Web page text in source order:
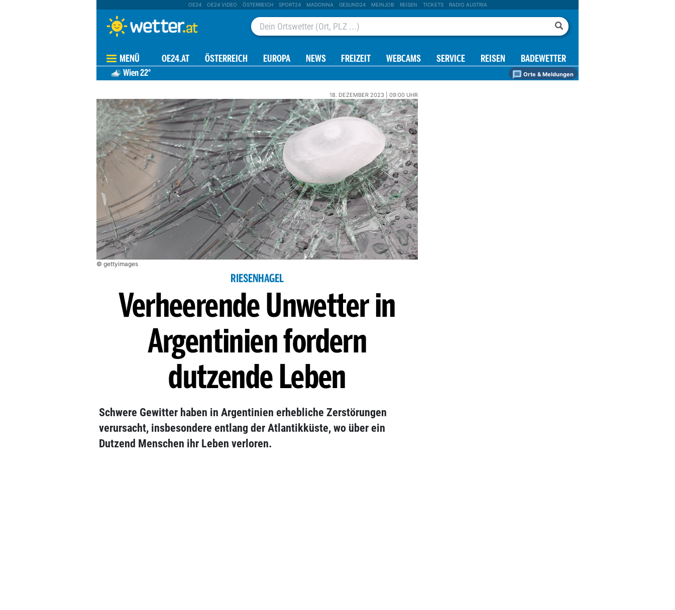
OE24 OE24 VIDEO ÖSTERREICH SPORT24 MADONNA GESUND24 MEINJOB REISEN TICKETS RADIO AUSTRIA
MENÜ OE24.AT ÖSTERREICH EUROPA NEWS FREIZEIT WEBCAMS SERVICE REISEN BADEWETTER
Wien22° Orte & Meldungen
18. DEZEMBER 2023 | 09:00 UHR
© gettyimages
RIESENHAGEL
Verheerende Unwetter in
Argentinien fordern
dutzende Leben
Schwere Gewitter haben in Argentinien erhebliche Zerstörungen
verursacht, insbesondere entlang der Atlantikküste, wo über ein
Dutzend Menschen ihr Leben verloren.